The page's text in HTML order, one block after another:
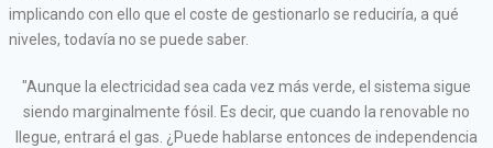
implicando con ello que el coste de gestionarlo se reduciría, a qué
niveles, todavía no se puede saber.
"Aunque la electricidad sea cada vez más verde, el sistema sigue
siendo marginalmente fósil. Es decir, que cuando la renovable no
llegue, entrará el gas. ¿Puede hablarse entonces de independencia